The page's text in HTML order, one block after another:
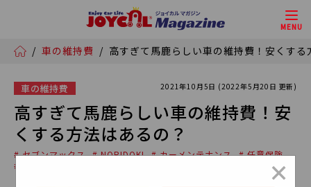
MENU
/ 車の維持費 / 高すぎて馬鹿らしい車の維持費！安くする
車の維持費 2021年10月5日 (2022年5月20日 更新)
高すぎて馬鹿らしい車の維持費！安
くする方法はあるの？
# セブンマックス # NORIDOKI # カーメンテナンス # 任意保険
# 燃費
×